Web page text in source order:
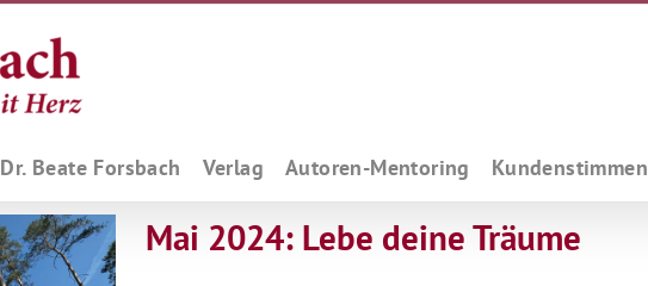
Dr. Beate Forsbach Verlag Autoren-Mentoring Kundenstimmen
Mai 2024: Lebe deine Träume